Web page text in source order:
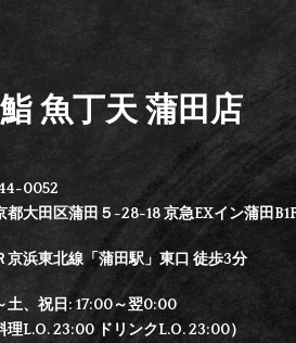
魚丁天 蒲田店
0052
都大田区蒲田５-28-18 京急EXイン蒲田
京浜東北線「蒲田駅」東口 徒歩3分
土、祝日: 17:00～翌0:00
理L.O. 23:00 ドリンクL.O. 23:00）